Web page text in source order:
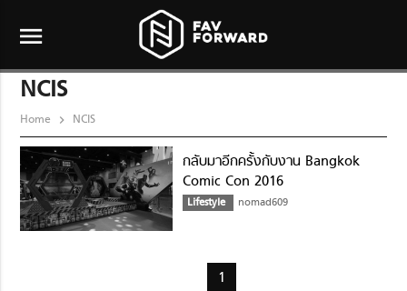
menu
NCIS
Home NCIS
กลับมาอีกครั้งกับงาน Bangkok
Comic Con 2016
Lifestyle nomad609
1